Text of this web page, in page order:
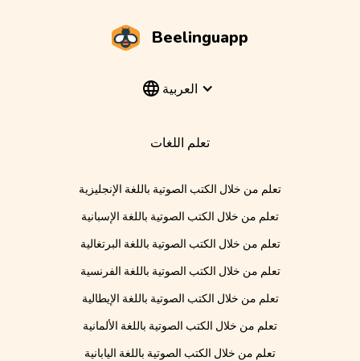
Beelinguapp
العربية
تعلم اللغات
تعلم من خلال الكتب الصوتية باللغة الإنجليزية
تعلم من خلال الكتب الصوتية باللغة الإسبانية
تعلم من خلال الكتب الصوتية باللغة البرتغالية
تعلم من خلال الكتب الصوتية باللغة الفرنسية
تعلم من خلال الكتب الصوتية باللغة الإيطالية
تعلم من خلال الكتب الصوتية باللغة الألمانية
تعلم من خلال الكتب الصوتية باللغة اليابانية